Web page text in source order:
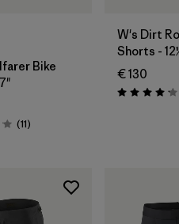
Bike
4.1 / 5
(11Rezensionen
)
W's Dirt
Shorts -
€ 130
Bewertung: